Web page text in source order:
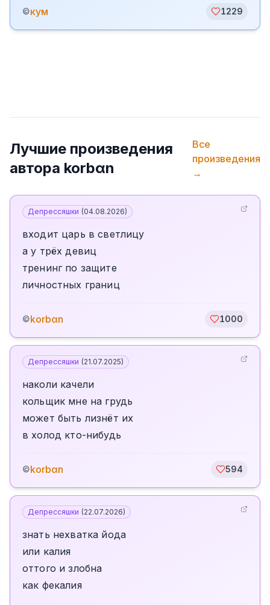
©кум 1229
Лучшие произведения
автора korbαn
Все
произведения
→
Депрессяшки (04.08.2026)
входит царь в светлицу
а у трёх девиц
тренинг по защите
личностных границ
©korbαn 1000
Депрессяшки (21.07.2025)
наколи качели
кольщик мне на грудь
может быть лизнëт их
в холод кто-нибудь
©korbαn 594
Депрессяшки (22.07.2026)
знать нехватка йода
или калия
оттого и злобна
как фекалия